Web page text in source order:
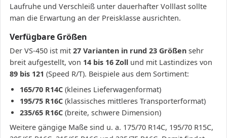
Laufruhe und Verschleiß unter dauerhafter Volllast sollte
man die Erwartung an der Preisklasse ausrichten.
Verfügbare Größen
Der VS-450 ist mit 27 Varianten in rund 23 Größen sehr
breit aufgestellt, von 14 bis 16 Zoll und mit Lastindizes von
89 bis 121 (Speed R/T). Beispiele aus dem Sortiment:
165/70 R14C (kleines Lieferwagenformat)
195/75 R16C (klassisches mittleres Transporterformat)
235/65 R16C (breite, schwere Dimension)
Weitere gängige Maße sind u. a. 175/70 R14C, 195/70 R15C,